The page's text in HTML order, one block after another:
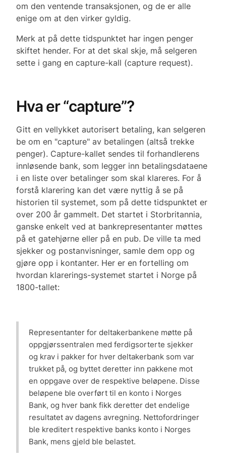
om den ventende transaksjonen, og de er alle
enige om at den virker gyldig.
Merk at på dette tidspunktet har ingen penger
skiftet hender. For at det skal skje, må selgeren
sette i gang en capture-kall (capture request).
Hva er “capture”?
Gitt en vellykket autorisert betaling, kan selgeren
be om en "capture" av betalingen (altså trekke
penger). Capture-kallet sendes til forhandlerens
innløsende bank, som legger inn betalingsdataene
i en liste over betalinger som skal klareres. For å
forstå klarering kan det være nyttig å se på
historien til systemet, som på dette tidspunktet er
over 200 år gammelt. Det startet i Storbritannia,
ganske enkelt ved at bankrepresentanter møttes
på et gatehjørne eller på en pub. De ville ta med
sjekker og postanvisninger, samle dem opp og
gjøre opp i kontanter. Her er en fortelling om
hvordan klarerings-systemet startet i Norge på
1800-tallet:
Representanter for deltakerbankene møtte på
oppgjørssentralen med ferdigsorterte sjekker
og krav i pakker for hver deltakerbank som var
trukket på, og byttet deretter inn pakkene mot
en oppgave over de respektive beløpene. Disse
beløpene ble overført til en konto i Norges
Bank, og hver bank fikk deretter det endelige
resultatet av dagens avregning. Nettofordringer
ble kreditert respektive banks konto i Norges
Bank, mens gjeld ble belastet.